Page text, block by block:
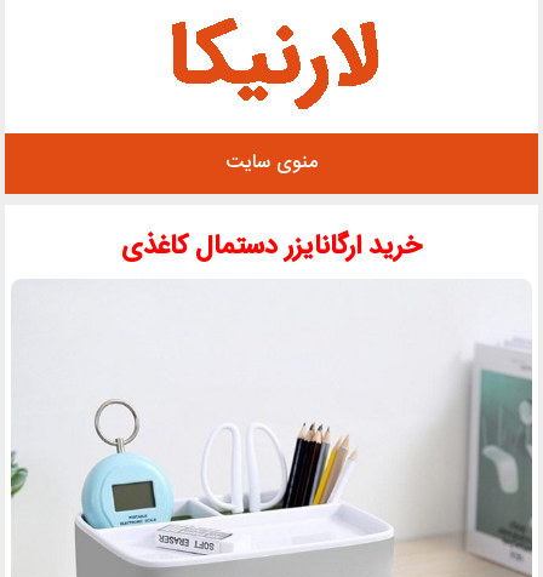
منوی سایت
خرید ارگانایزر دستمال کاغذی